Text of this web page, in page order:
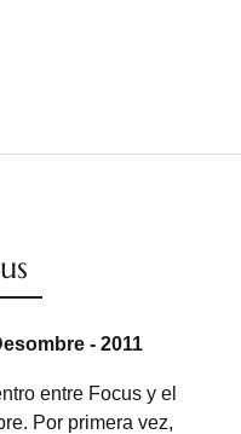
- 2011
entre Focus y el
Por primera vez,